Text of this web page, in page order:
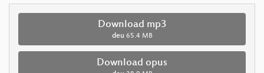
Download mp3
deu 65.4 MB
Download opus